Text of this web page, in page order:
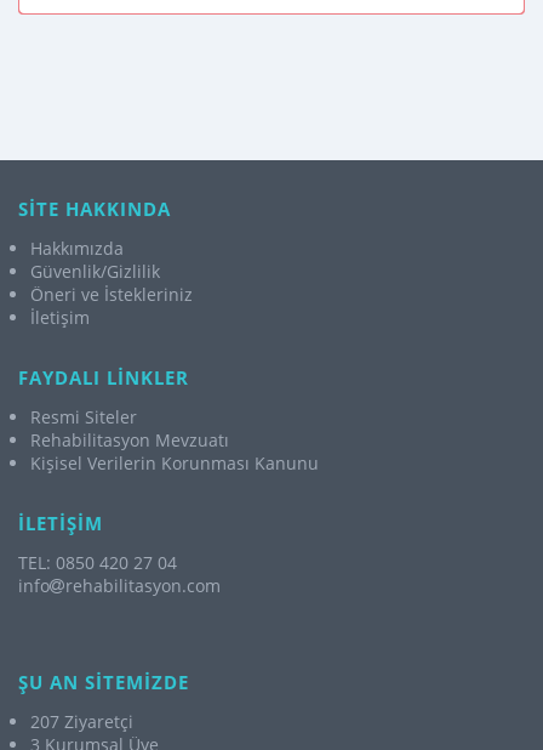
SİTE HAKKINDA
Hakkımızda
Güvenlik/Gizlilik
Öneri ve İstekleriniz
İletişim
FAYDALI LİNKLER
Resmi Siteler
Rehabilitasyon Mevzuatı
Kişisel Verilerin Korunması Kanunu
İLETİŞİM
TEL: 0850 420 27 04
info
rehabilitasyon.com
ŞU AN SİTEMİZDE
207 Ziyaretçi
3 Kurumsal Üye